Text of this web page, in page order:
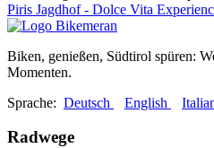
Piris Jagdhof - Dolce Vita
Biken, genießen, Südtirol spüren:
Momenten.
Sprache: Deutsch English
Radwege